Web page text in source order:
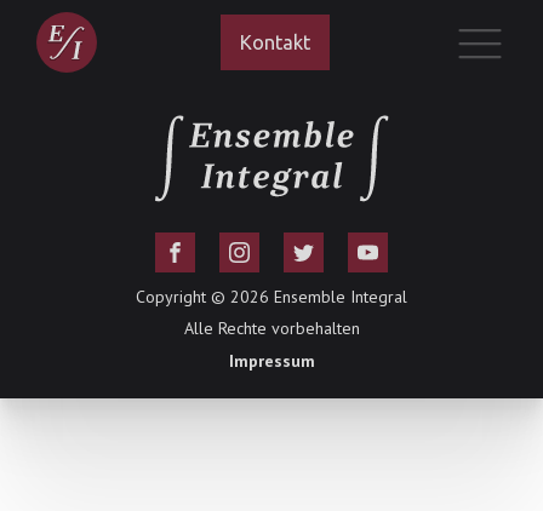
Kontakt
Copyright © 2026 Ensemble Integral
Alle Rechte vorbehalten
Impressum